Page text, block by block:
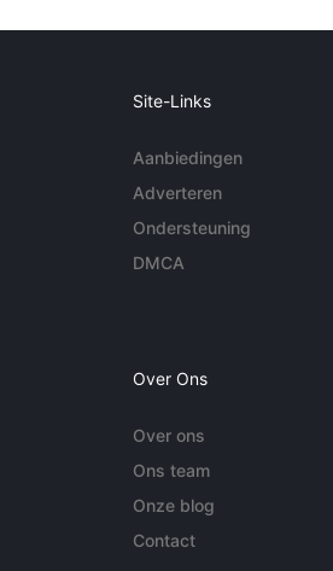
Site-Links
Aanbiedingen
Adverteren
Ondersteuning
DMCA
Over Ons
Over ons
Ons team
Onze blog
Contact